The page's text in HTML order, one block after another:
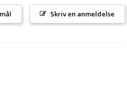
Skriv en anmeldelse